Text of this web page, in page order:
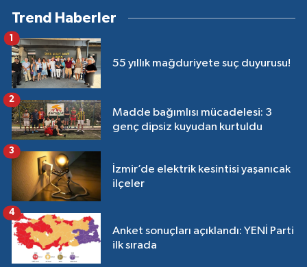
Trend Haberler
55 yıllık mağduriyete suç duyurusu!
1
Madde bağımlısı mücadelesi: 3
genç dipsiz kuyudan kurtuldu
2
İzmir’de elektrik kesintisi yaşanıcak
ilçeler
3
Anket sonuçları açıklandı: YENİ Parti
ilk sırada
4